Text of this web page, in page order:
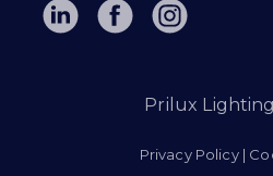
Prilux
Privacy Policy|